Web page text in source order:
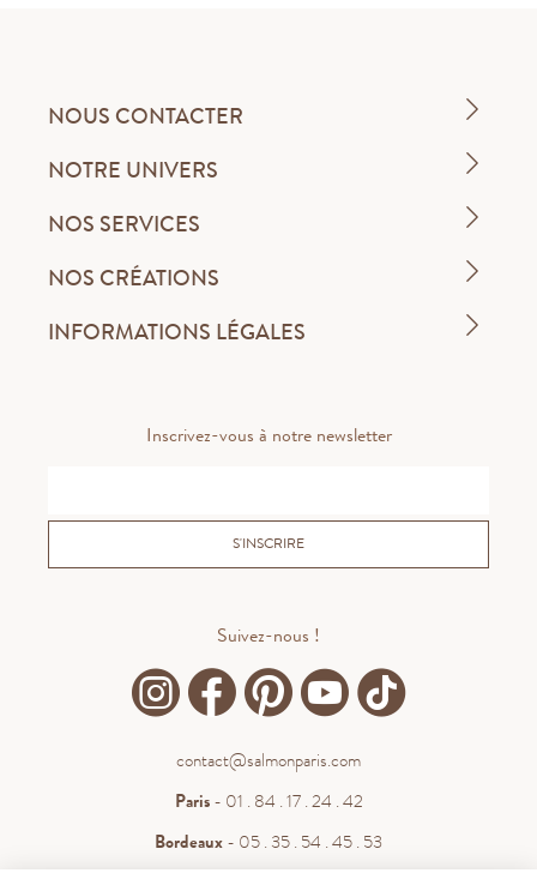
NOUS CONTACTER
NOTRE UNIVERS
NOS SERVICES
NOS CRÉATIONS
INFORMATIONS LÉGALES
Inscrivez-vous à notre newsletter
S'INSCRIRE
Suivez-nous !
contact@salmonparis.com
Paris- 01 . 84 . 17 . 24 . 42
Bordeaux- 05 . 35 . 54 . 45 . 53